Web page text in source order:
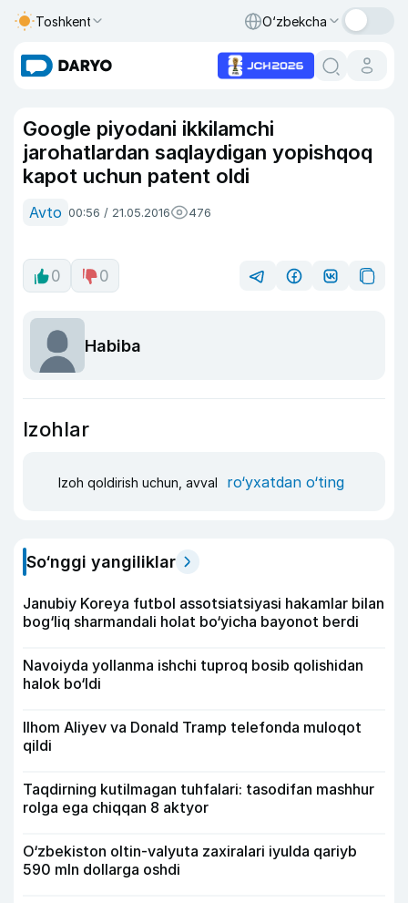
Toshkent O‘zbekcha
Google piyodani ikkilamchi
jarohatlardan saqlaydigan yopishqoq
kapot uchun patent oldi
Avto 00:56 / 21.05.2016 476
0 0
Habiba
Izohlar
Izoh qoldirish uchun, avval ro‘yxatdan o‘ting
So‘nggi yangiliklar
Janubiy Koreya futbol assotsiatsiyasi hakamlar bilan
bog‘liq sharmandali holat bo‘yicha bayonot berdi
Navoiyda yollanma ishchi tuproq bosib qolishidan
halok bo‘ldi
Ilhom Aliyev va Donald Tramp telefonda muloqot
qildi
Taqdirning kutilmagan tuhfalari: tasodifan mashhur
rolga ega chiqqan 8 aktyor
O‘zbekiston oltin-valyuta zaxiralari iyulda qariyb
590 mln dollarga oshdi